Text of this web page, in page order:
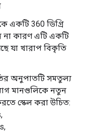
একটি 360 ডিগ্রি
না কারণ এটি একটি
যা খারাপ বিকৃতি
অনুপাতটি সমতুল্য
মানগুলিকে নতুন
স্কেল করা উচিত: